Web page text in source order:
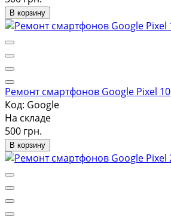
В корзину
Ремонт смартфонов Google Pixel 10
Код: Google
На складе
500 грн.
В корзину